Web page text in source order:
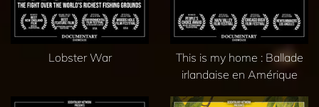
Lobster War
This is my home : Ballade
irlandaise en Amérique